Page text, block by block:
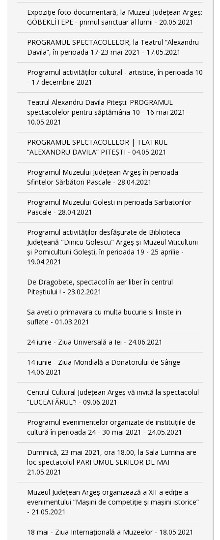
Expoziție foto-documentară, la Muzeul Județean Argeș:
GÖBEKLİTEPE - primul sanctuar al lumii - 20.05.2021
PROGRAMUL SPECTACOLELOR, la Teatrul “Alexandru
Davila”, în perioada 17-23 mai 2021 - 17.05.2021
Programul activităților cultural - artistice, în perioada 10
- 17 decembrie 2021
Teatrul Alexandru Davila Pitești: PROGRAMUL
spectacolelor pentru săptămâna 10 - 16 mai 2021 -
10.05.2021
PROGRAMUL SPECTACOLELOR | TEATRUL
“ALEXANDRU DAVILA” PITEȘTI - 04.05.2021
Programul Muzeului Judeţean Argeș în perioada
Sfintelor Sărbători Pascale - 28.04.2021
Programul Muzeului Golesti in perioada Sarbatorilor
Pascale - 28.04.2021
Programul activităților desfășurate de Biblioteca
Județeană "Dinicu Golescu" Argeș și Muzeul Viticulturii
și Pomiculturii Golești, în perioada 19 - 25 aprilie -
19.04.2021
De Dragobete, spectacol în aer liber în centrul
Piteștiului ! - 23.02.2021
Sa aveti o primavara cu multa bucurie si liniste in
suflete - 01.03.2021
24 iunie - Ziua Universală a Iei - 24.06.2021
14 iunie - Ziua Mondială a Donatorului de Sânge -
14.06.2021
Centrul Cultural Județean Argeș vă invită la spectacolul
“LUCEAFĂRUL”! - 09.06.2021
Programul evenimentelor organizate de instituțiile de
cultură în perioada 24 - 30 mai 2021 - 24.05.2021
Duminică, 23 mai 2021, ora 18.00, la Sala Lumina are
loc spectacolul PARFUMUL SERILOR DE MAI -
21.05.2021
Muzeul Județean Argeș organizează a XII-a ediție a
evenimentului “Mașini de competiție și mașini istorice”
- 21.05.2021
18 mai - Ziua Internațională a Muzeelor - 18.05.2021